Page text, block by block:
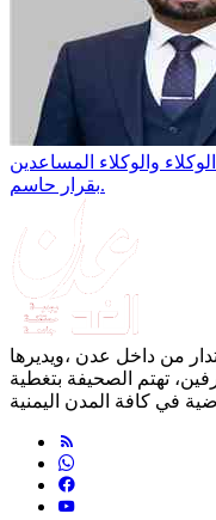
والوكلاء المساعدين
بقرار حاسم.
من داخل عدن ،ويديرها
تهتم الصحيفة بتغطية
في كافة المدن اليمنية